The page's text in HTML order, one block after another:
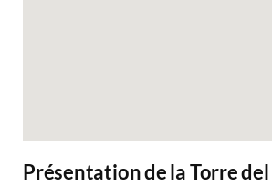
Présentation de la Torre